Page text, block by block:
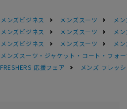
メンズビジネス メンズスーツ
メ
メンズビジネス メンズスーツ
メ
メンズビジネス メンズスーツ
メ
メンズスーツ・ジャケット・コート・フォ
FRESHERS 応援フェア メンズ フレッ